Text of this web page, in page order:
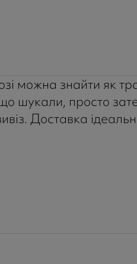
можна знайти як
шукали, просто
Доставка